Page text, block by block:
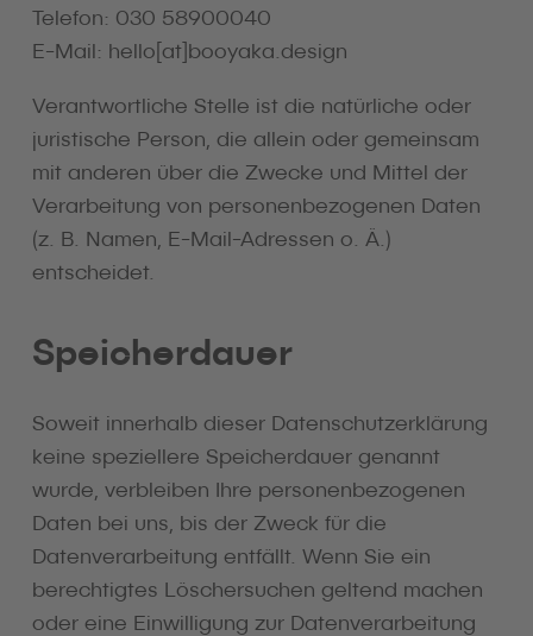
Telefon: 030 58900040
E-Mail: hello[at]booyaka.design
Verantwortliche Stelle ist die natürliche oder
juristische Person, die allein oder gemeinsam
mit anderen über die Zwecke und Mittel der
Verarbeitung von personenbezogenen Daten
(z. B. Namen, E-Mail-Adressen o. Ä.)
entscheidet.
Speicherdauer
Soweit innerhalb dieser Datenschutzerklärung
keine speziellere Speicherdauer genannt
wurde, verbleiben Ihre personenbezogenen
Daten bei uns, bis der Zweck für die
Datenverarbeitung entfällt. Wenn Sie ein
berechtigtes Löschersuchen geltend machen
oder eine Einwilligung zur Datenverarbeitung